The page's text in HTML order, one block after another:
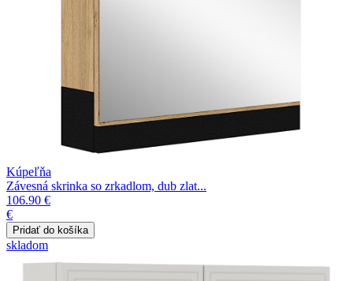
Kúpeľňa
Závesná skrinka so zrkadlom, dub zlat...
106.90 €
€
skladom